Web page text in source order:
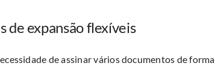
de expansão flexíveis
de assinar vários documentos de forma